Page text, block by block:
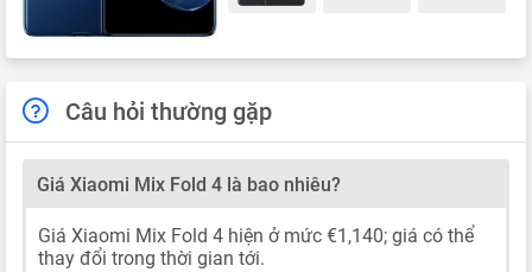
Câu hỏi thường gặp
Giá Xiaomi Mix Fold 4 là bao nhiêu?
Giá Xiaomi Mix Fold 4 hiện ở mức €1,140; giá có thể
thay đổi trong thời gian tới.